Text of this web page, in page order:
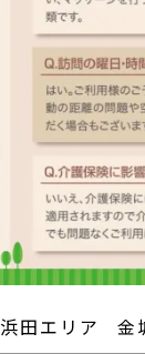
浜田エリア
金